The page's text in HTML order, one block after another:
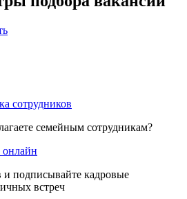
сотрудников
семейным сотрудникам?
онлайн
и подписывайте кадровые
встреч